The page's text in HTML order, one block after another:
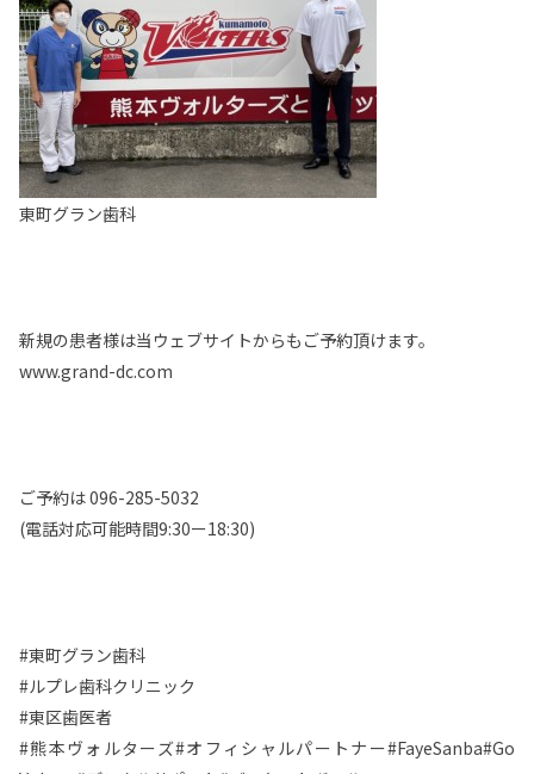
東町グラン歯科
新規の患者様は当ウェブサイトからもご予約頂けます。
www.grand-dc.com
ご予約は 096-285-5032
(電話対応可能時間9:30ー18:30)
#東町グラン歯科
#ルプレ歯科クリニック
#東区歯医者
#熊本ヴォルターズ#オフィシャルパートナー#FayeSanba#Go